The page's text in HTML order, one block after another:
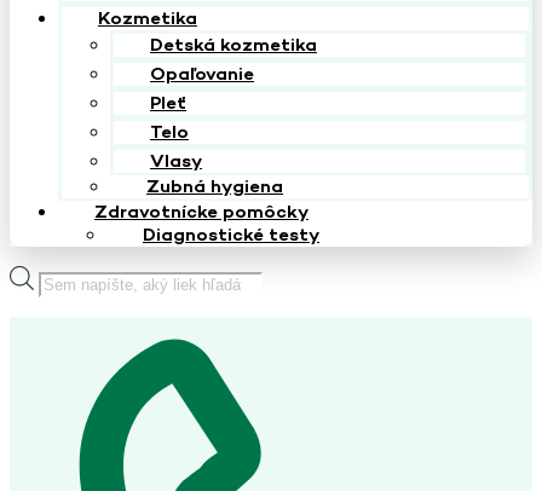
Kozmetika
Detská kozmetika
Opaľovanie
Pleť
Telo
Vlasy
Zubná hygiena
Zdravotnícke pomôcky
Diagnostické testy
Products
search